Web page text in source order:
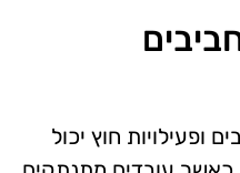
ופעילויות חוץ יכול